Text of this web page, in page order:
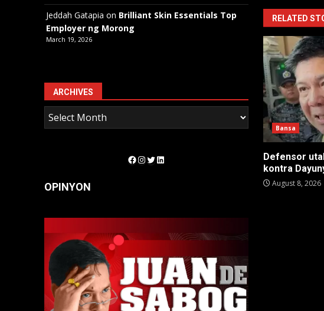
RELATED
Bansa
Defensor
kontra
August 8, 2026
Jeddah Gatapia on Brilliant Skin Essentials Top
Employer ng Morong
March 19, 2026
ARCHIVES
Facebook
Instagram
Twitter
LinkedIn
OPINYON